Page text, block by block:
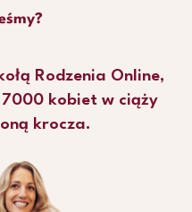
Rodzenia Online,
kobiet w ciąży
krocza.